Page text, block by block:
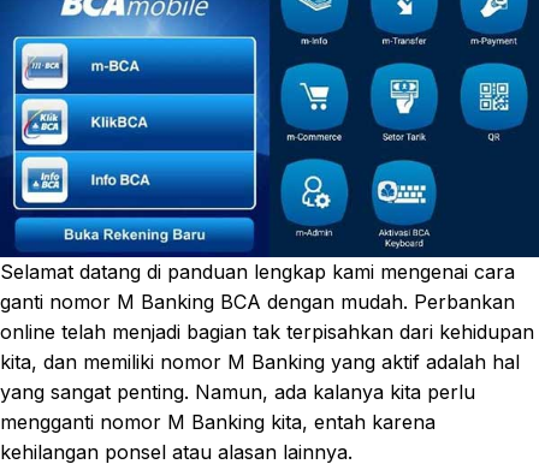
Selamat datang di panduan lengkap kami mengenai cara
ganti nomor M Banking BCA dengan mudah. Perbankan
online telah menjadi bagian tak terpisahkan dari kehidupan
kita, dan memiliki nomor M Banking yang aktif adalah hal
yang sangat penting. Namun, ada kalanya kita perlu
mengganti nomor M Banking kita, entah karena
kehilangan ponsel atau alasan lainnya.